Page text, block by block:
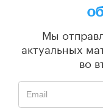
Мы
актуальных
во